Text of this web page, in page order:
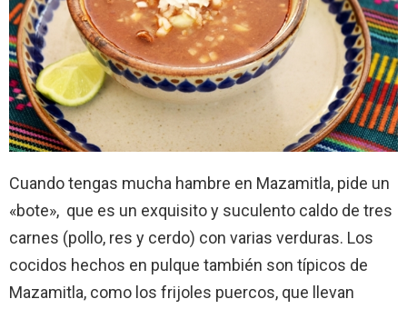
Cuando tengas mucha hambre en Mazamitla, pide un
«bote», que es un exquisito y suculento caldo de tres
carnes (pollo, res y cerdo) con varias verduras. Los
cocidos hechos en pulque también son típicos de
Mazamitla, como los frijoles puercos, que llevan